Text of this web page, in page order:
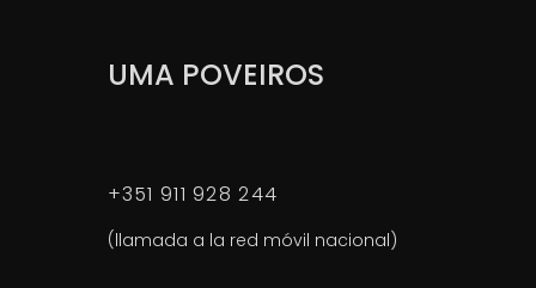
UMA POVEIROS
+351 911 928 244
(llamada a la red móvil nacional)